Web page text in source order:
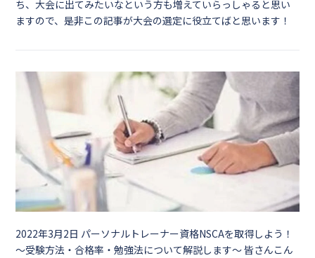
ち、大会に出てみたいなという方も増えていらっしゃると思い
ますので、是非この記事が大会の選定に役立てばと思います！
2022年3月2日 パーソナルトレーナー資格NSCAを取得しよう！
～受験方法・合格率・勉強法について解説します～ 皆さんこん